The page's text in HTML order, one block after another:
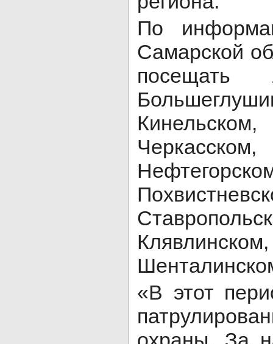
По
Самарской
посещать
«В этот